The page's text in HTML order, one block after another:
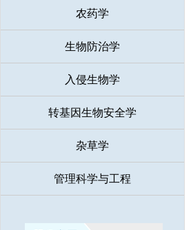
农药学
生物防治学
入侵生物学
转基因生物安全学
杂草学
管理科学与工程